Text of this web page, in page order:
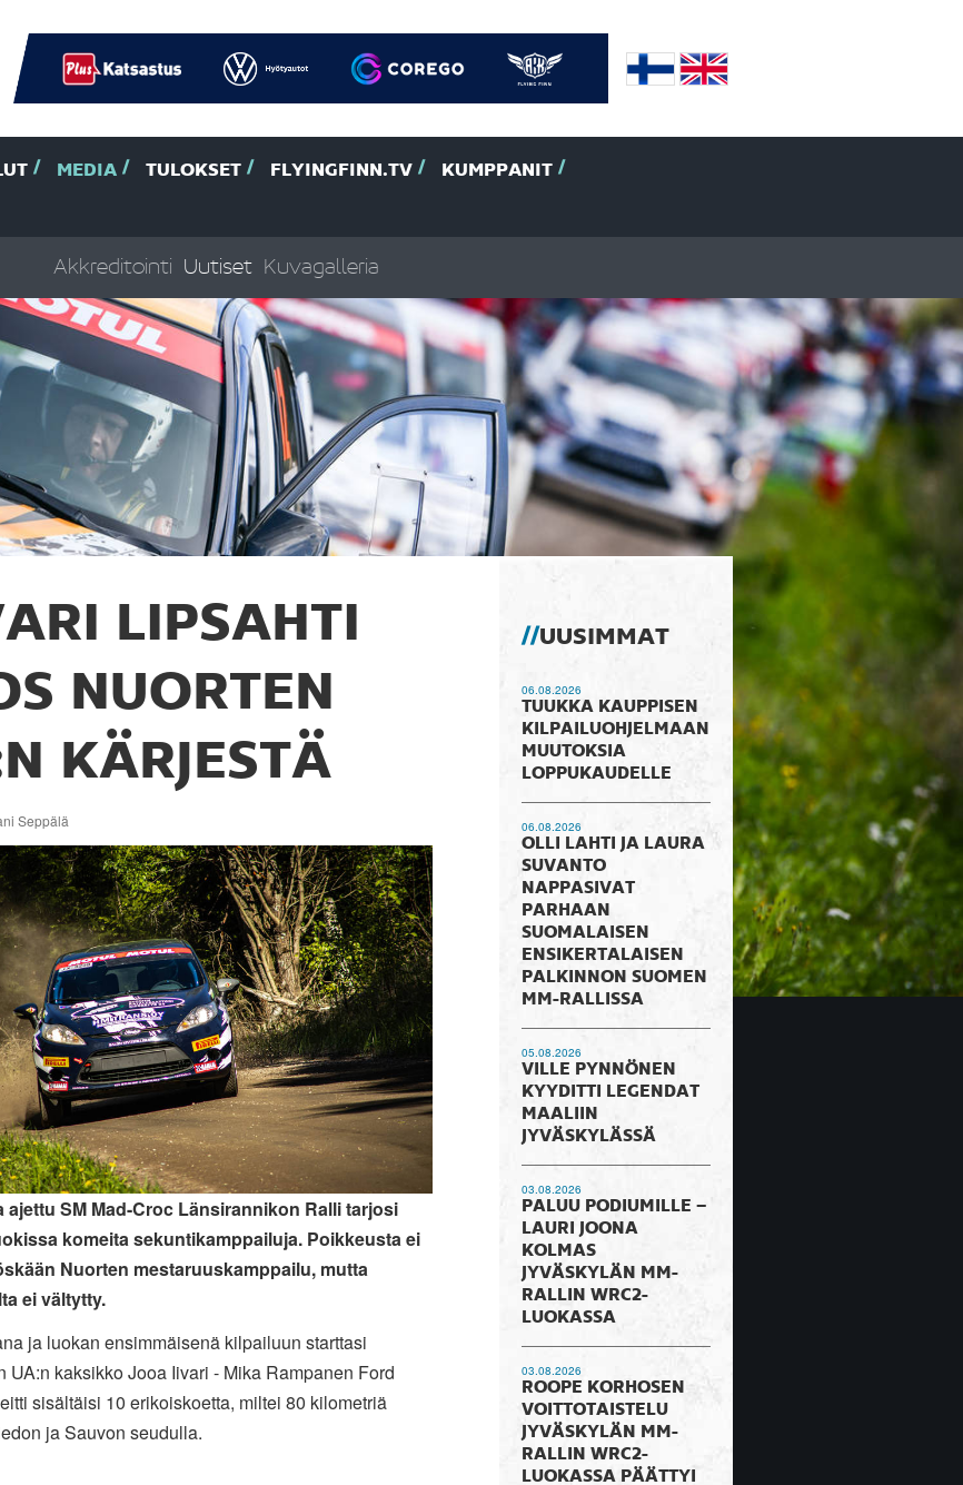
MEDIA TULOKSET FLYINGFINN.TV
KUMPPANIT
Akkreditointi Uutiset Kuvagalleria
LIPSAHTI
NUORTEN
KÄRJESTÄ
Seppälä
ajettu SM Mad-Croc Länsirannikon Ralli tarjosi
komeita sekuntikamppailuja. Poikkeusta ei
Nuorten mestaruuskamppailu, mutta
ei vältytty.
ja luokan ensimmäisenä kilpailuun starttasi
UA:n kaksikko Jooa Iivari - Mika Rampanen Ford
sisältäisi 10 erikoiskoetta, miltei 80 kilometriä
ja Sauvon seudulla.
UUSIMMAT
06.08.2026
TUUKKA KAUPPISEN
KILPAILUOHJELMAAN
MUUTOKSIA
LOPPUKAUDELLE
06.08.2026
OLLI LAHTI JA LAURA
SUVANTO
NAPPASIVAT
PARHAAN
SUOMALAISEN
ENSIKERTALAISEN
PALKINNON SUOMEN
MM-RALLISSA
05.08.2026
VILLE PYNNÖNEN
KYYDITTI LEGENDAT
MAALIIN
JYVÄSKYLÄSSÄ
03.08.2026
PALUU PODIUMILLE –
LAURI JOONA
KOLMAS
JYVÄSKYLÄN MM-
RALLIN WRC2-
LUOKASSA
03.08.2026
ROOPE KORHOSEN
VOITTOTAISTELU
JYVÄSKYLÄN MM-
RALLIN WRC2-
LUOKASSA PÄÄTTYI